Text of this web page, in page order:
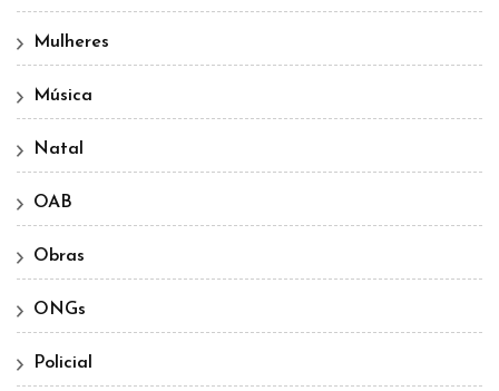
Mulheres
Música
Natal
OAB
Obras
ONGs
Policial